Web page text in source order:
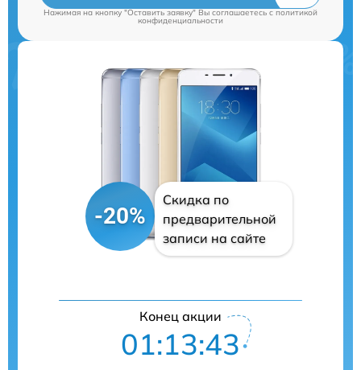
Нажимая на кнопку "Оставить заявку" Вы соглашаетесь cполитикой
конфиденциальности
-20%
Скидка по
предварительной
записи на сайте
Конец акции
01:13:42